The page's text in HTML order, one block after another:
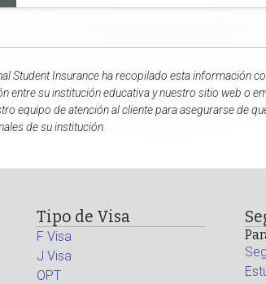
Student Insurance ha recopilado esta información
entre su institución educativa y nuestro sitio web o
equipo de atención al cliente para asegurarse de
de su institución.
Tipo de Visa
F Visa
J Visa
OPT